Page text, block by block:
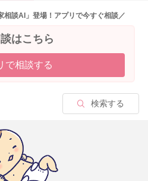
相談AI」登場！アプリで今すぐ相談／
はこちら
で相談する
検索する